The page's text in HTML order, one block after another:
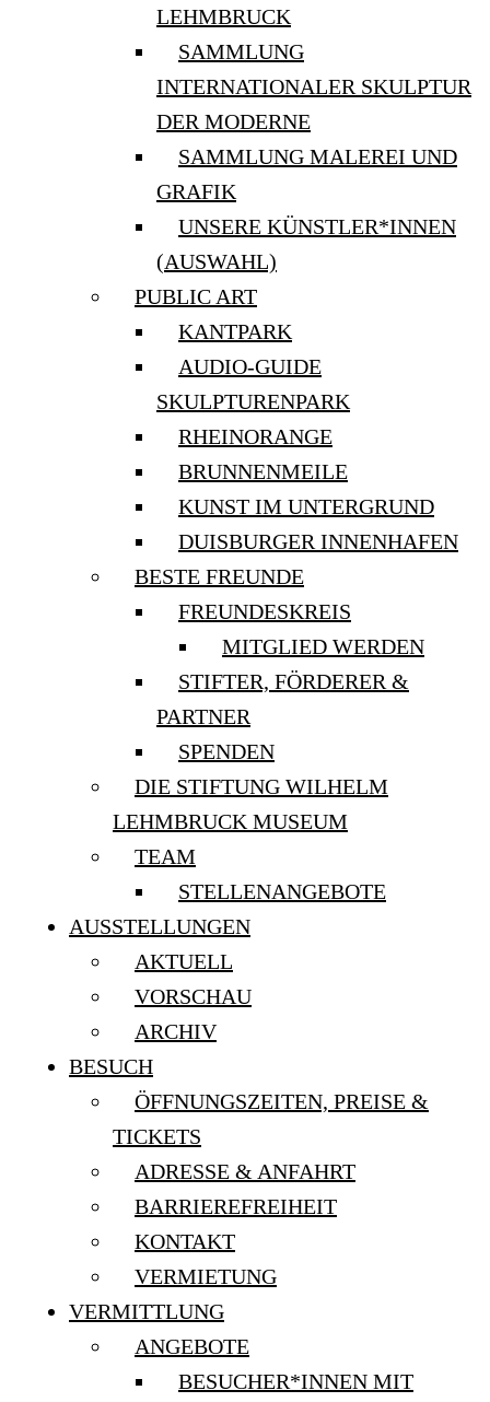
LEHMBRUCK
SAMMLUNG
INTERNATIONALER SKULPTUR
DER MODERNE
SAMMLUNG MALEREI UND
GRAFIK
UNSERE KÜNSTLER*INNEN
(AUSWAHL)
PUBLIC ART
KANTPARK
AUDIO-GUIDE
SKULPTURENPARK
RHEINORANGE
BRUNNENMEILE
KUNST IM UNTERGRUND
DUISBURGER INNENHAFEN
BESTE FREUNDE
FREUNDESKREIS
MITGLIED WERDEN
STIFTER, FÖRDERER &
PARTNER
SPENDEN
DIE STIFTUNG WILHELM
LEHMBRUCK MUSEUM
TEAM
STELLENANGEBOTE
AUSSTELLUNGEN
AKTUELL
VORSCHAU
ARCHIV
BESUCH
ÖFFNUNGSZEITEN, PREISE &
TICKETS
ADRESSE & ANFAHRT
BARRIEREFREIHEIT
KONTAKT
VERMIETUNG
VERMITTLUNG
ANGEBOTE
BESUCHER*INNEN MIT